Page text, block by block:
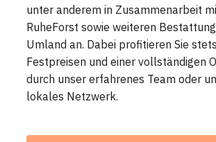
unter anderem in Zusammenarbeit
RuheForst sowie weiteren
Umland an. Dabei profitieren Sie
Festpreisen und einer vollständigen
durch unser erfahrenes Team oder
lokales Netzwerk.